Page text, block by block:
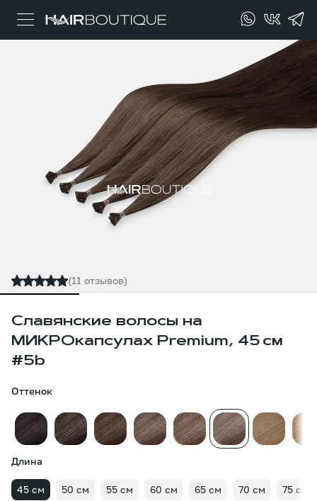
(11 отзывов)
Славянские волосы на
МИКРОкапсулах Premium, 45 см
#5b
Оттенок
Длина
45 см 50 см 55 см 60 см 65 см 70 см 75 см